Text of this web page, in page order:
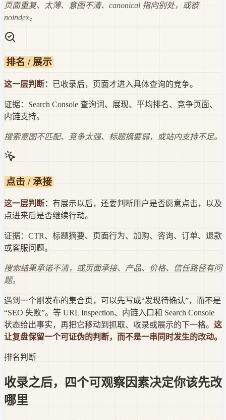
页面重复、太薄、意图不清、canonical 指向别处，或被
noindex。
排名 / 展示
这一层判断： 已收录后，页面才进入具体查询的竞争。
证据： Search Console 查询词、展现、平均排名、竞争页面、
内链支持。
搜索意图不匹配、竞争太强、标题摘要弱，或站内支持不足。
点击 / 承接
这一层判断： 有展示以后，还要判断用户是否愿意点击，以及
点进来后是否继续行动。
证据： CTR、标题摘要、页面行为、加购、咨询、订单、退款
或客服问题。
搜索结果承诺不清，或页面承接、产品、价格、信任路径有问
题。
遇到一个刚发布的集合页，可以先写成“发现待确认”，而不是
“SEO 失败”。等 URL Inspection、内链入口和 Search Console
状态给出事实，再把它移动到抓取、收录或展示的下一格。 这
让复盘保留一个可证伪的判断，而不是一串同时发生的改动。
排名判断
收录之后，四个可观察因素决定你该先改
哪里